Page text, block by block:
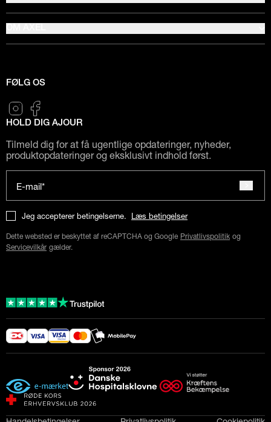
FØLG OS
HOLD DIG AJOUR
Tilmeld dig for at få ugentlige opdateringer, nyheder,
produktopdateringer og eksklusivt indhold først.
E-mail*
Jeg accepterer betingelserne. Læs betingelser
Dette websted er beskyttet af reCAPTCHA og Google Privatlivspolitik og
Servicevilkår gælder.